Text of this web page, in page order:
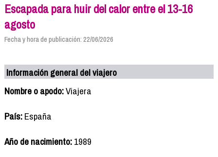
Escapada para huir del calor entre el 13-16
agosto
Fecha y hora de publicación: 22/06/2026
Información general del viajero
Nombre o apodo:Viajera
País:España
Año de nacimiento:1989